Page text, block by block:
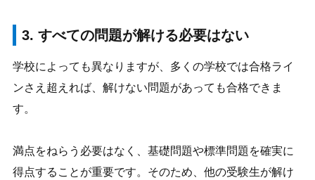
3. すべての問題が解ける必要はない
学校によっても異なりますが、多くの学校では合格ライ
ンさえ超えれば、解けない問題があっても合格できま
す。
満点をねらう必要はなく、基礎問題や標準問題を確実に
得点することが重要です。そのため、他の受験生が解け